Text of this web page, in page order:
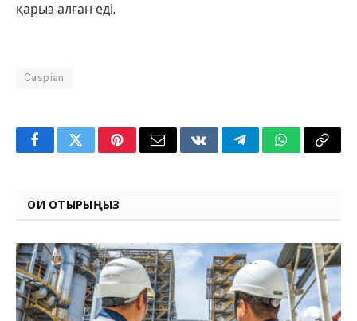
қарыз алған еді.
Caspian
FacebookTwitterPinterestEmail VKontakteTelegramWhatsApp
Copy
ОҚИ ОТЫРЫҢЫЗ